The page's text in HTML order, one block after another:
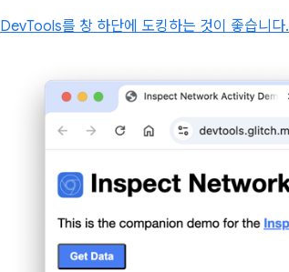
DevTools를 창 하단에 도킹하는 것이 좋습니다.